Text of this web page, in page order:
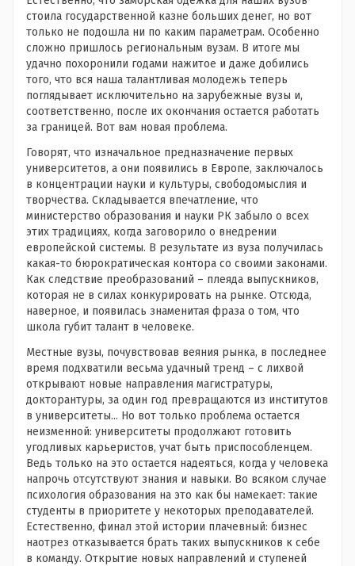
стоила государственной казне больших денег, но вот
только не подошла ни по каким параметрам. Особенно
сложно пришлось региональным вузам. В итоге мы
удачно похоронили годами нажитое и даже добились
того, что вся наша талантливая молодежь теперь
поглядывает исключительно на зарубежные вузы и,
соответственно, после их окончания остается работать
за границей. Вот вам новая проблема.
Говорят, что изначальное предназначение первых
университетов, а они появились в Европе, заключалось
в концентрации науки и культуры, свободомыслия и
творчества. Складывается впечатление, что
министерство образования и науки РК забыло о всех
этих традициях, когда заговорило о внедрении
европейской системы. В результате из вуза получилась
какая-то бюрократическая контора со своими законами.
Как следствие преобразований – плеяда выпускников,
которая не в силах конкурировать на рынке. Отсюда,
наверное, и появилась знаменитая фраза о том, что
школа губит талант в человеке.
Местные вузы, почувствовав веяния рынка, в последнее
время подхватили весьма удачный тренд – с лихвой
открывают новые направления магистратуры,
докторантуры, за один год превращаются из институтов
в университеты... Но вот только проблема остается
неизменной: университеты продолжают готовить
угодливых карьеристов, учат быть приспособленцем.
Ведь только на это остается надеяться, когда у человека
напрочь отсутствуют знания и навыки. Во всяком случае
психология образования на это как бы намекает: такие
студенты в приоритете у некоторых преподавателей.
Естественно, финал этой истории плачевный: бизнес
наотрез отказывается брать таких выпускников к себе
в команду. Открытие новых направлений и ступеней